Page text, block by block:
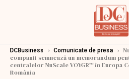
DCBusiness › Comunicate de presa ›
companii semnează un memorandum
centralelor NuScale VOYGR™ în Europa
România